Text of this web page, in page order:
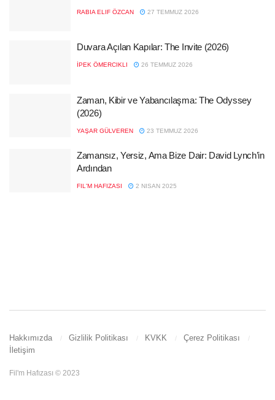
RABIA ELIF ÖZCAN 27 TEMMUZ 2026
Duvara Açılan Kapılar: The Invite (2026)
İPEK ÖMERCIKLI 26 TEMMUZ 2026
Zaman, Kibir ve Yabancılaşma: The Odyssey
(2026)
YAŞAR GÜLVEREN 23 TEMMUZ 2026
Zamansız, Yersiz, Ama Bize Dair: David Lynch’in
Ardından
FIL'M HAFIZASI 2 NISAN 2025
Hakkımızda Gizlilik Politikası KVKK
Çerez Politikası
İletişim
Fil'm Hafızası © 2023